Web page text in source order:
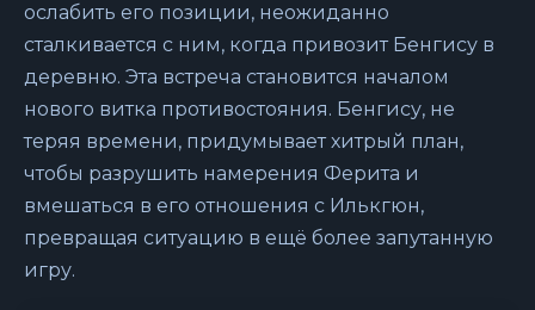
ослабить его позиции, неожиданно
сталкивается с ним, когда привозит Бенгису в
деревню. Эта встреча становится началом
нового витка противостояния. Бенгису, не
теряя времени, придумывает хитрый план,
чтобы разрушить намерения Ферита и
вмешаться в его отношения с Илькгюн,
превращая ситуацию в ещё более запутанную
игру.